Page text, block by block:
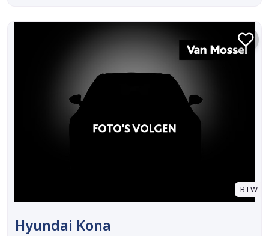
BTW
Hyundai Kona